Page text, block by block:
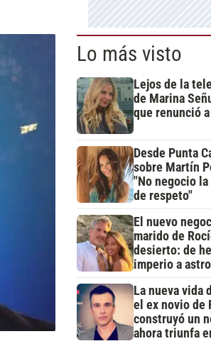
Lo más visto
Lejos de la
de Marina
que renunció a
Desde Punta
sobre Martín
"No negocio
de respeto"
El nuevo
marido de
desierto: de
imperio a
La nueva vida
el ex novio de
construyó un
ahora triunfa